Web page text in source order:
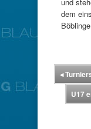
dem
◂
U17